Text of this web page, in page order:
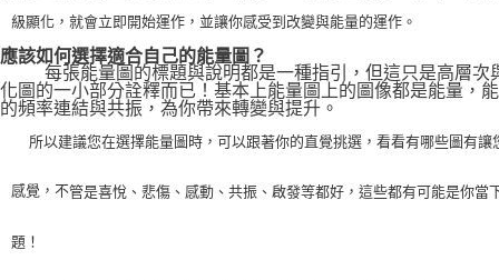
級顯化，就會立即開始運作，並讓你感受到改變與能量的運作。
應該如何選擇適合自己的能量圖？
每張能量圖的標題與說明都是一種指引，但這只是高層次
化圖的一小部分詮釋而已！基本上能量圖上的圖像都是能量，
的頻率連結與共振，為你帶來轉變與提升。
所以建議您在選擇能量圖時，可以跟著你的直覺挑選，看看有哪些圖有讓
感覺，不管是喜悅、悲傷、感動、共振、啟發等都好，這些都有可能是你當
題！